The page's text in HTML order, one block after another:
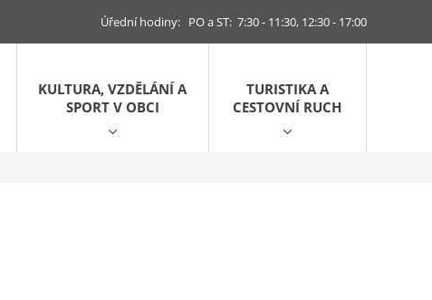
Úřední hodiny: PO a ST: 7:30 - 11:30, 12:30 - 17:00
KULTURA, VZDĚLÁNÍ A
SPORT V OBCI
TURISTIKA A
CESTOVNÍ RUCH